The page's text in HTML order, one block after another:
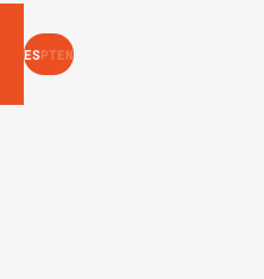
ESPTEN